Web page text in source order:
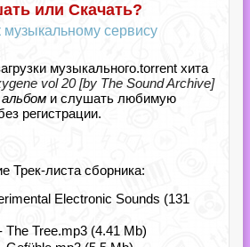
или Скачать?
музыкальному сервису
музыкального.torrent хита
vol 20 [by The Sound Archive]
и слушать любимую
регистрации.
Трек-листа сборника:
Electronic Sounds (131
Tree.mp3 (4.41 Mb)